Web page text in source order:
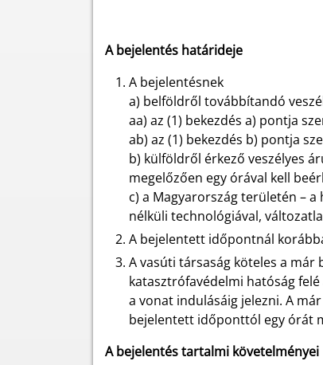
A bejelentés határideje
A bejelentésnek
a) belföldről továbbítandó
aa) az (1) bekezdés a) pontja
ab) az (1) bekezdés b) pontja
b) külföldről érkező veszélyes
megelőzően egy órával kell
c) a Magyarország területén –
nélküli technológiával,
A bejelentett időpontnál
A vasúti társaság köteles a
katasztrófavédelmi hatóság
a vonat indulásáig jelezni. A
bejelentett időponttól egy órát
A bejelentés tartalmi követelményei